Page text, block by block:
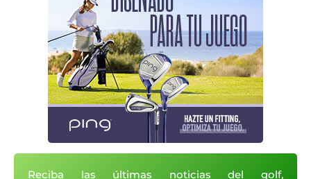
Reciba las últimas noticias del golf,